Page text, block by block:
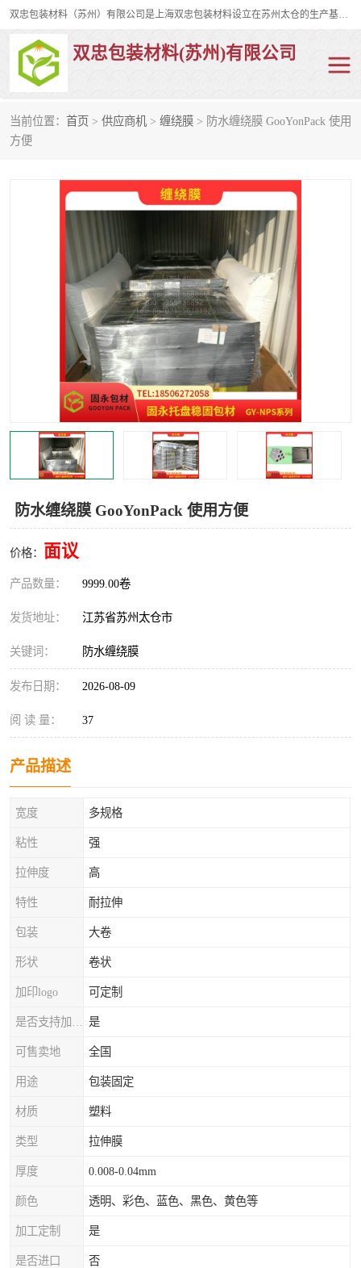
双忠包装材料（苏州）有限公司是上海双忠包装材料设立在苏州太仓的生产基地，占地约2万平米，产品主要有打孔缠绕膜，拉伸蜂窝纸，集装箱充气袋，滑托板，打包带，裹包网兜，防滑纸等箱体和托盘的运输和保护性包材。固永包材®，GooYon Pack®，是我们保护性包装材料的专属品牌。
双忠包装材料(苏州)有限公司
当前位置： 首页 > 供应商机 > 缠绕膜 > 防水缠绕膜 GooYonPack 使用
方便
防水缠绕膜 GooYonPack 使用方便
价格： 面议
产品数量： 9999.00卷
发货地址： 江苏省苏州太仓市
关键词： 防水缠绕膜
发布日期： 2026-08-09
阅 读 量： 37
产品描述
宽度 多规格
粘性 强
拉伸度 高
特性 耐拉伸
包装 大卷
形状 卷状
加印logo 可定制
是
可售卖地 全国
用途 包装固定
材质 塑料
类型 拉伸膜
厚度 0.008-0.04mm
颜色 透明、彩色、蓝色、黑色、黄色等
加工定制 是
是否进口 否
打孔缠绕膜
裹包网兜 纤维打包带
充气袋
缠绕膜
托盘裹包网兜
托盘捆绑带